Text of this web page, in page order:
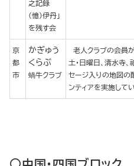
之記録
(憶)伊丹｣
を残す会
京
都
市
かぎゅう
くらぶ
蝸牛クラブ
老人クラブの会員
土・日曜日、清水寺
セージ入りの地図の
ンティアを実施してい
○中国・四国ブロック